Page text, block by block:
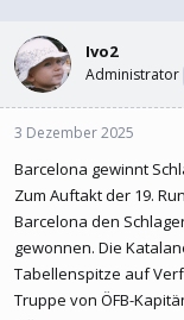
Ivo2
Administrator
3 Dezember 2025
Barcelona gewinnt
Zum Auftakt der 19.
Barcelona den
gewonnen. Die
Tabellenspitze auf
Truppe von ÖFB-